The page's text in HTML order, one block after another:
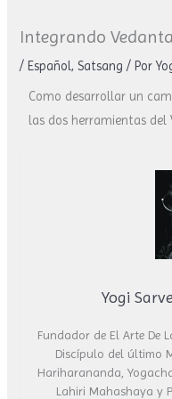
Integrando
/ Español,Satsang / Por
Como desarrollar un
las dos herramientas
Yogi
Fundador de El Arte De
Discípulo del último
Hariharananda,
Lahiri Mahashaya y